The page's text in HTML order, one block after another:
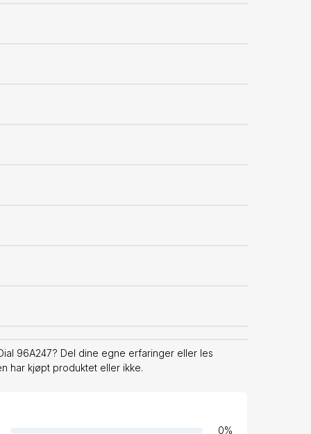
96A247? Del dine egne erfaringer eller les
har kjøpt produktet eller ikke.
0%